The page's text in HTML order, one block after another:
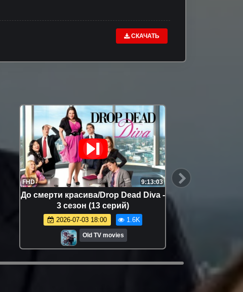
СКАЧАТЬ
FHD 9:13:03
До смерти красива/Drop Dead Diva -
3 сезон (13 серий)
2026-07-03 18:00 1.6K
Old TV movies